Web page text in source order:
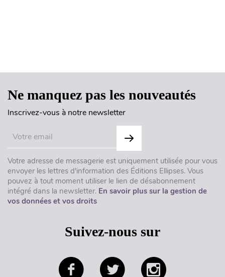
Ne manquez pas les nouveautés
Inscrivez-vous à notre newsletter
Votre adresse de messagerie est uniquement utilisée pour vous
envoyer les lettres d'information des Éditions Ellipses. Vous
pouvez à tout moment utiliser le lien de désabonnement
intégré dans la newsletter. En savoir plus sur la gestion de
vos données et vos droits
Suivez-nous sur